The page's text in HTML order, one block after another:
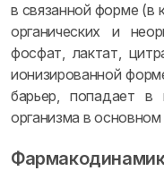
в связанной форме (в
органических и
фосфат, лактат,
ионизированной
барьер, попадает в
организма в основном